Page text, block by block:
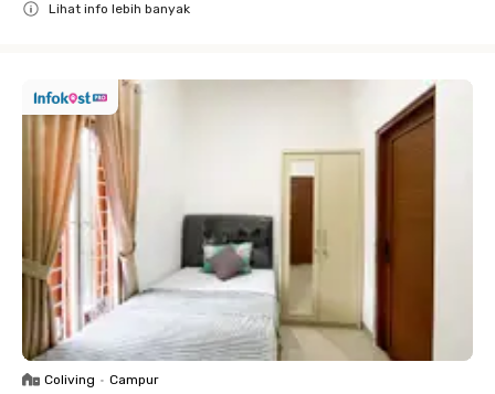
Lihat info lebih banyak
Coliving • Campur